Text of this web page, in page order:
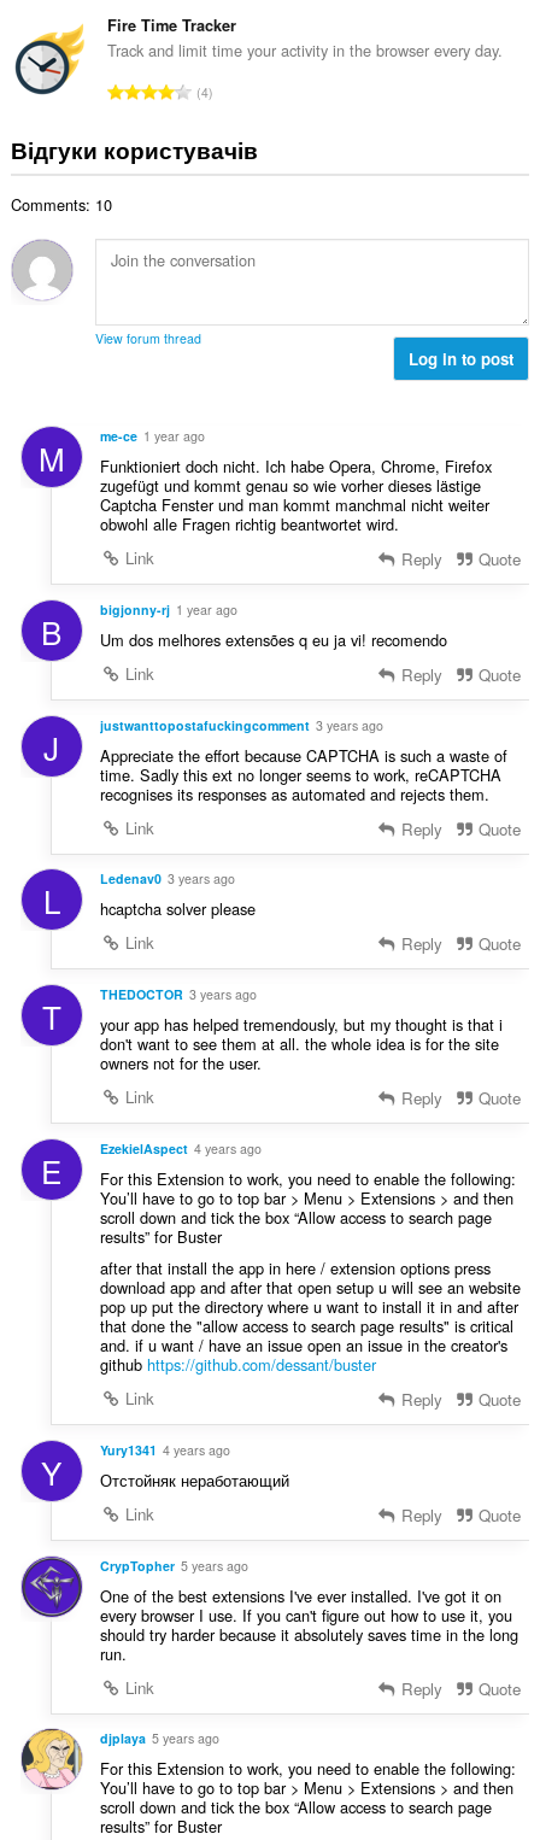
ь
о
і
ю
в
і
в
ь
к
с
о
н
ю
ч
а
к
і
л
к
і
ь
о
і
н
ч
і
в
:
г
а
ь
а
к
ь
к
т
і
н
ю
в
а
і
в
Fire Time Tracker
Track and limit time your activity in the browser every day.
З
а
н
а
л
с
т
ь
о
ц
в
а
і
в
4
Відгуки користувачів
Comments: 10
View forum thread
Log in to post
M me-ce 1 year ago
Funktioniert doch nicht. Ich habe Opera, Chrome, Firefox
zugefügt und kommt genau so wie vorher dieses lästige
Captcha Fenster und man kommt manchmal nicht weiter
obwohl alle Fragen richtig beantwortet wird.
Link
Reply Quote
B bigjonny-rj 1 year ago
Um dos melhores extensões q eu ja vi! recomendo
Link
Reply Quote
J justwanttopostafuckingcomment 3 years ago
Appreciate the effort because CAPTCHA is such a waste of
time. Sadly this ext no longer seems to work, reCAPTCHA
recognises its responses as automated and rejects them.
Link
Reply Quote
L Ledenav0 3 years ago
hcaptcha solver please
Link
Reply Quote
T THEDOCTOR 3 years ago
your app has helped tremendously, but my thought is that i
don't want to see them at all. the whole idea is for the site
owners not for the user.
Link
Reply Quote
E EzekielAspect 4 years ago
For this Extension to work, you need to enable the following:
You’ll have to go to top bar > Menu > Extensions > and then
scroll down and tick the box “Allow access to search page
results” for Buster
after that install the app in here / extension options press
download app and after that open setup u will see an website
pop up put the directory where u want to install it in and after
that done the "allow access to search page results" is critical
and. if u want / have an issue open an issue in the creator's
github https://github.com/dessant/buster
Link
Reply Quote
Y Yury1341 4 years ago
Отстойняк неработающий
Link
Reply Quote
CrypTopher 5 years ago
One of the best extensions I've ever installed. I've got it on
every browser I use. If you can't figure out how to use it, you
should try harder because it absolutely saves time in the long
run.
Link
Reply Quote
djplaya 5 years ago
For this Extension to work, you need to enable the following:
You’ll have to go to top bar > Menu > Extensions > and then
scroll down and tick the box “Allow access to search page
results” for Buster